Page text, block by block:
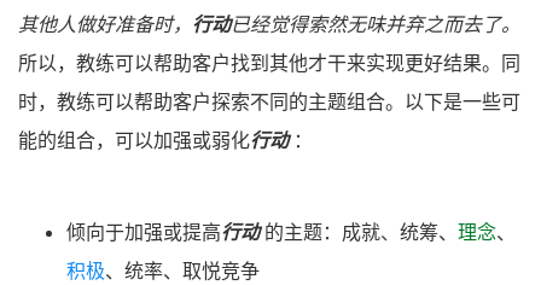
其他人做好准备时， 行动已经觉得索然无味并弃之而去了。
所以，教练可以帮助客户找到其他才干来实现更好结果。同
时，教练可以帮助客户探索不同的主题组合。以下是一些可
能的组合，可以加强或弱化行动 ：
倾向于加强或提高行动的主题： 成就、 统筹、 理念、
积极、 统率、 取悦竞争